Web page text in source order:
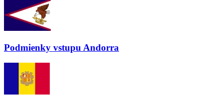
Podmienky vstupu Andorra